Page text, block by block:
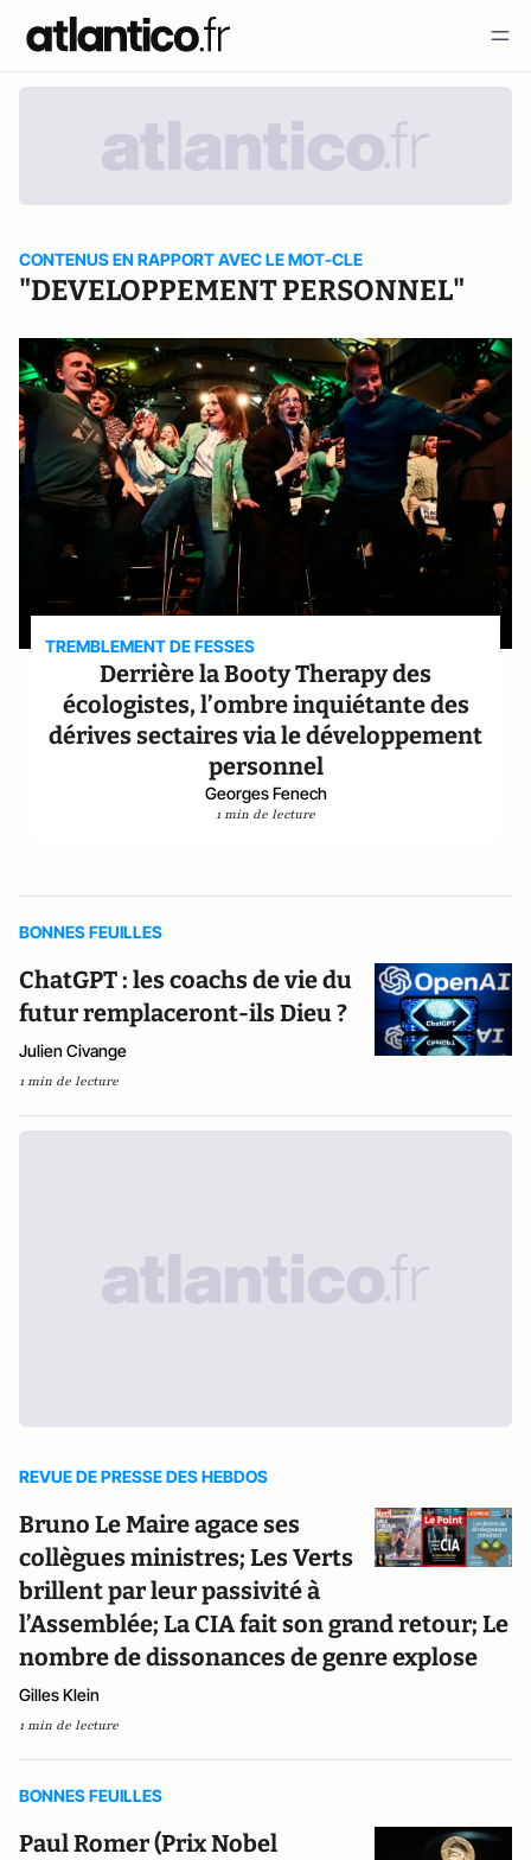
CONTENUS EN RAPPORT AVEC LE MOT-CLE
"DEVELOPPEMENT PERSONNEL"
TREMBLEMENT DE FESSES
Derrière la Booty Therapy des
écologistes, l’ombre inquiétante des
dérives sectaires via le développement
personnel
Georges Fenech
1 min de lecture
BONNES FEUILLES
ChatGPT : les coachs de vie du
futur remplaceront-ils Dieu ?
Julien Civange
1 min de lecture
REVUE DE PRESSE DES HEBDOS
Bruno Le Maire agace ses
collègues ministres; Les Verts
brillent par leur passivité à
l’Assemblée; La CIA fait son grand retour; Le
nombre de dissonances de genre explose
Gilles Klein
1 min de lecture
BONNES FEUILLES
Paul Romer (Prix Nobel